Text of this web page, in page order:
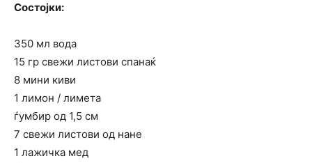
Состојки:
350 мл вода
15 гр свежи листови спанаќ
8 мини киви
1 лимон / лимета
ѓумбир од 1,5 см
7 свежи листови од нане
1 лажичка мед